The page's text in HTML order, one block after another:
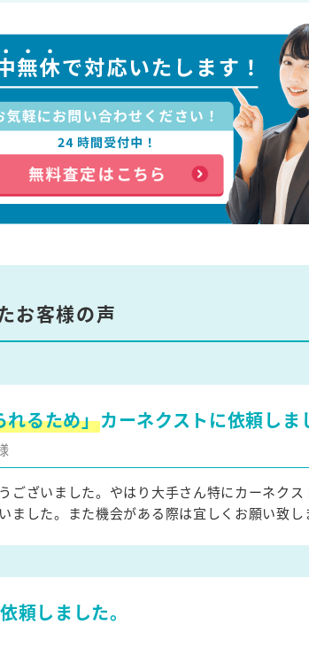
お客様の声
れるため」カーネクストに依頼しま
ございました。やはり大手さん特にカーネクス
した。また機会がある際は宜しくお願い致し
頼しました。